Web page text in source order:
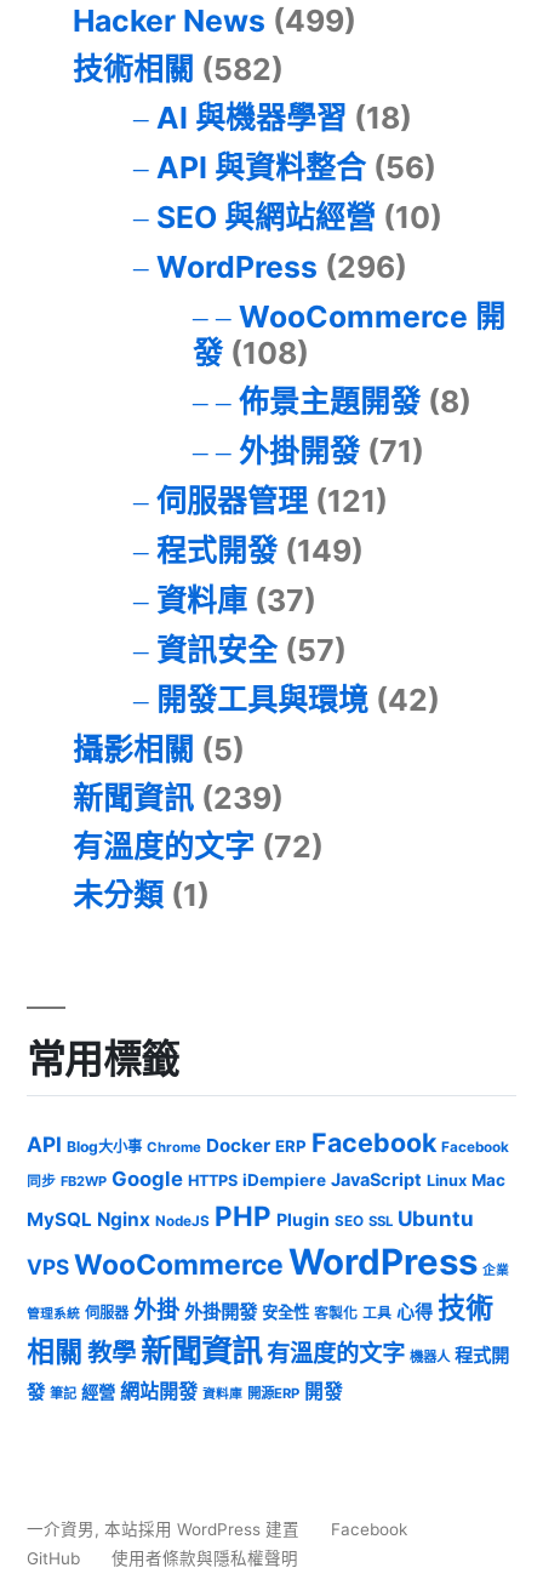
Hacker News (499)
技術相關 (582)
AI 與機器學習 (18)
API 與資料整合(56)
SEO 與網站經營 (10)
WordPress (296)
WooCommerce 開
發(108)
佈景主題開發(8)
外掛開發(71)
伺服器管理(121)
程式開發(149)
資料庫(37)
資訊安全(57)
開發工具與環境(42)
攝影相關 (5)
新聞資訊 (239)
有溫度的文字 (72)
未分類 (1)
常用標籤
API Blog大小事 Chrome Docker ERP Facebook Facebook
同步 FB2WP Google HTTPS iDempiere JavaScript Linux Mac
MySQL Nginx NodeJS PHP Plugin SEO SSL Ubuntu
VPSWooCommerceWordPress 企業
管理系統 伺服器 外掛 外掛開發 安全性 客製化 工具 心得 技術
相關 教學 新聞資訊有溫度的文字 機器人 程式開
發 筆記 經營 網站開發 資料庫 開源ERP 開發
一介資男, 本站採用 WordPress 建置
Facebook
GitHub
使用者條款與隱私權聲明